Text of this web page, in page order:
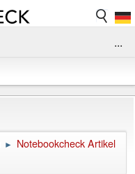
...
► Notebookcheck Artikel